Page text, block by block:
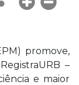
promove,
–
e maior